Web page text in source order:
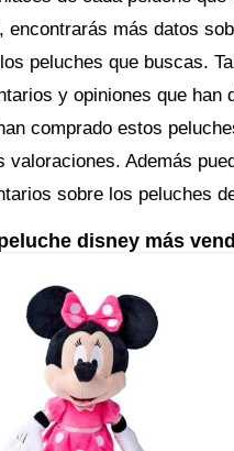
encontrarás más datos
peluches que buscas.
y opiniones que han
comprado estos
valoraciones. Además
sobre los peluches
disney más